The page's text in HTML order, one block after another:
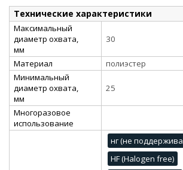
Технические характеристики
Максимальный
диаметр охвата,
мм
30
Материал
полиэстер
Минимальный
диаметр охвата,
мм
25
Многоразовое
использование
нг (не
HF (Halogen free)